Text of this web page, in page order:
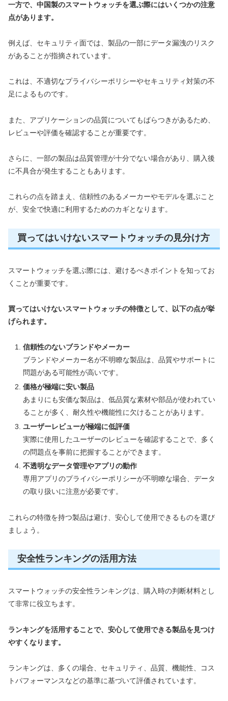
一方で、中国製のスマートウォッチを選ぶ際にはいくつかの注意
点があります。
例えば、セキュリティ面では、製品の一部にデータ漏洩のリスク
があることが指摘されています。
これは、不適切なプライバシーポリシーやセキュリティ対策の不
足によるものです。
また、アプリケーションの品質についてもばらつきがあるため、
レビューや評価を確認することが重要です。
さらに、一部の製品は品質管理が十分でない場合があり、購入後
に不具合が発生することもあります。
これらの点を踏まえ、信頼性のあるメーカーやモデルを選ぶこと
が、安全で快適に利用するためのカギとなります。
買ってはいけないスマートウォッチの見分け方
スマートウォッチを選ぶ際には、避けるべきポイントを知ってお
くことが重要です。
買ってはいけないスマートウォッチの特徴として、以下の点が挙
げられます。
信頼性のないブランドやメーカー
ブランドやメーカー名が不明瞭な製品は、品質やサポートに
問題がある可能性が高いです。
価格が極端に安い製品
あまりにも安価な製品は、低品質な素材や部品が使われてい
ることが多く、耐久性や機能性に欠けることがあります。
ユーザーレビューが極端に低評価
実際に使用したユーザーのレビューを確認することで、多く
の問題点を事前に把握することができます。
不透明なデータ管理やアプリの動作
専用アプリのプライバシーポリシーが不明瞭な場合、データ
の取り扱いに注意が必要です。
これらの特徴を持つ製品は避け、安心して使用できるものを選び
ましょう。
安全性ランキングの活用方法
スマートウォッチの安全性ランキングは、購入時の判断材料とし
て非常に役立ちます。
ランキングを活用することで、安心して使用できる製品を見つけ
やすくなります。
ランキングは、多くの場合、セキュリティ、品質、機能性、コス
トパフォーマンスなどの基準に基づいて評価されています。